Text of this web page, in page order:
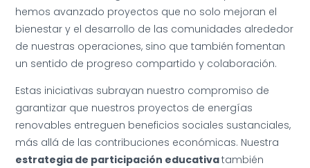
hemos avanzado proyectos que no solo mejoran el
bienestar y el desarrollo de las comunidades alrededor
de nuestras operaciones, sino que también fomentan
un sentido de progreso compartido y colaboración.
Estas iniciativas subrayan nuestro compromiso de
garantizar que nuestros proyectos de energías
renovables entreguen beneficios sociales sustanciales,
más allá de las contribuciones económicas. Nuestra
estrategia de participación educativatambién